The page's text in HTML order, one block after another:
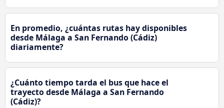
En promedio, ¿cuántas rutas hay disponibles
desde Málaga a San Fernando (Cádiz)
diariamente?
¿Cuánto tiempo tarda el bus que hace el
trayecto desde Málaga a San Fernando
(Cádiz)?